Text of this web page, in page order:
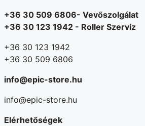
+36 30 509 6806- Vevőszolgálat
+36 30 123 1942 - Roller Szerviz
+36 30 123 1942
+36 30 509 6806
info@epic-store.hu
info@epic-store.hu
Elérhetőségek